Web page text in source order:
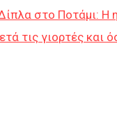
στο Ποτάμι: Η
τις γιορτές και